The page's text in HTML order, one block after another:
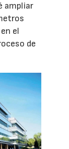
ampliar
el
de